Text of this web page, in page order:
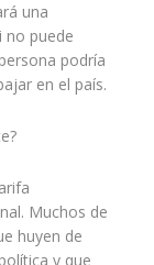
una
no puede
podría
en el país.
Muchos de
huyen de
y que